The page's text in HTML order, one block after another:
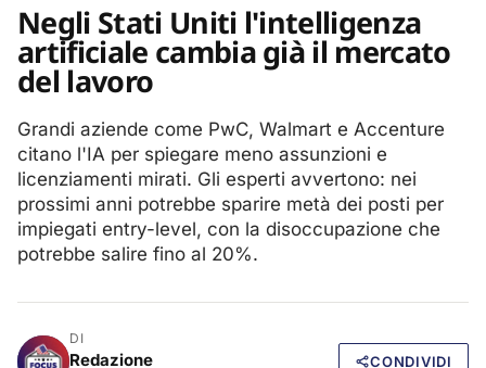
Negli Stati Uniti l'intelligenza
artificiale cambia già il mercato
del lavoro
Grandi aziende come PwC, Walmart e Accenture
citano l'IA per spiegare meno assunzioni e
licenziamenti mirati. Gli esperti avvertono: nei
prossimi anni potrebbe sparire metà dei posti per
impiegati entry-level, con la disoccupazione che
potrebbe salire fino al 20%.
DI
Redazione CONDIVIDI